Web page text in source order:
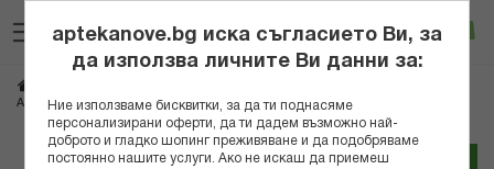
към
съдържанието
Вход
АКВАФОР ФИЛТРИРАЩА КАНА ПРЕСТИЖ ДМ А5 СИНЯ + 2 ФИЛТЪРА
Трайно ниска цена онлайн
Преминете
aptekanove.bg иска съгласието Ви, за
да използва личните Ви данни за:
Ние използваме бисквитки, за да ти поднасяме
персонализирани оферти, да ти дадем възможно най-
доброто и гладко шопинг преживяване и да подобряваме
постоянно нашите услуги. Ако не искаш да приемеш